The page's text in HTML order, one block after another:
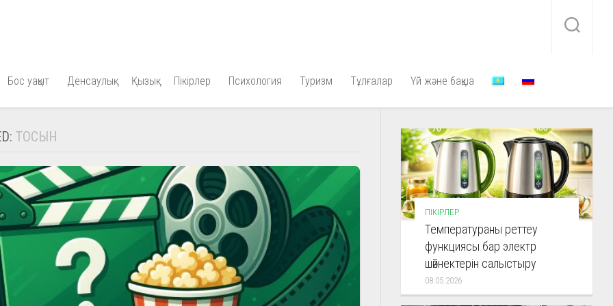
Бос уақыт Денсаулық Қызық Пікірлер Психология Туризм Тұлғалар Үй және бақша
ТОСЫН
ПІКІРЛЕР
Температураны реттеу
функциясы бар электр
шәйнектерін салыстыру
08.05.2026